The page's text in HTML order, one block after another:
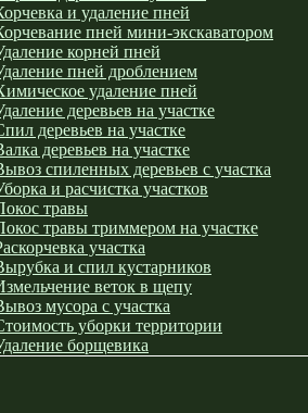
и удаление пней
пней мини-экскаватором
корней пней
пней дроблением
удаление пней
деревьев на участке
деревьев на участке
деревьев на участке
спиленных деревьев с участка
и расчистка участков
травы
травы триммером на участке
участка
и спил кустарников
веток в щепу
мусора с участка
уборки территории
борщевика